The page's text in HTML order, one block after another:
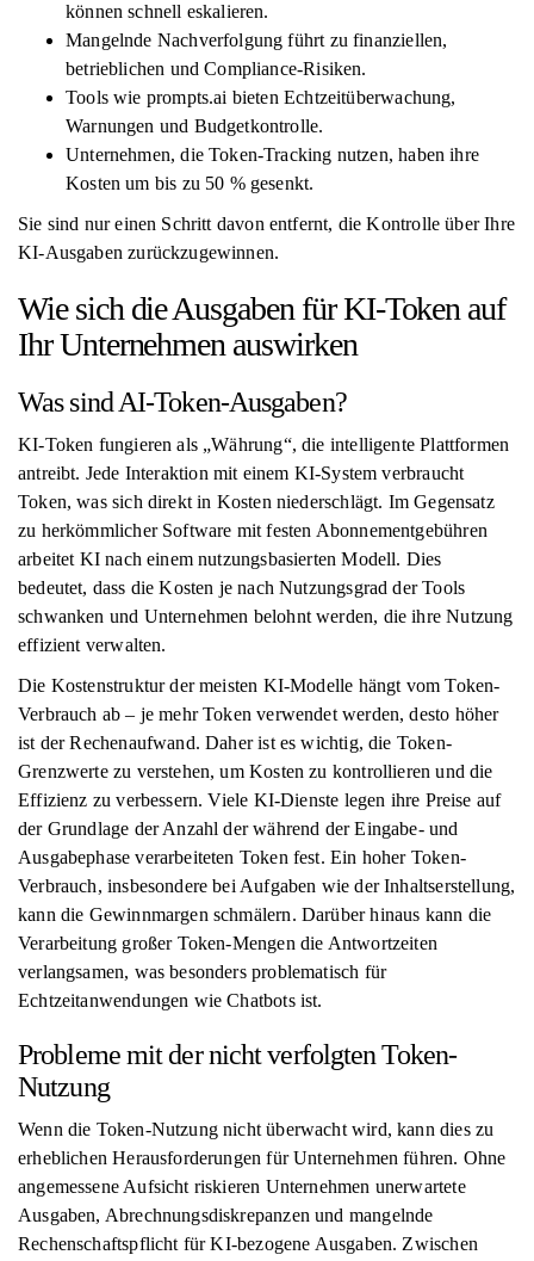
können schnell eskalieren.
Mangelnde Nachverfolgung führt zu finanziellen,
betrieblichen und Compliance-Risiken.
Tools wie prompts.ai bieten Echtzeitüberwachung,
Warnungen und Budgetkontrolle.
Unternehmen, die Token-Tracking nutzen, haben ihre
Kosten um bis zu 50 % gesenkt.
Sie sind nur einen Schritt davon entfernt, die Kontrolle über Ihre
KI-Ausgaben zurückzugewinnen.
Wie sich die Ausgaben für KI-Token auf
Ihr Unternehmen auswirken
Was sind AI-Token-Ausgaben?
KI-Token fungieren als „Währung“, die intelligente Plattformen
antreibt. Jede Interaktion mit einem KI-System verbraucht
Token, was sich direkt in Kosten niederschlägt. Im Gegensatz
zu herkömmlicher Software mit festen Abonnementgebühren
arbeitet KI nach einem nutzungsbasierten Modell. Dies
bedeutet, dass die Kosten je nach Nutzungsgrad der Tools
schwanken und Unternehmen belohnt werden, die ihre Nutzung
effizient verwalten.
Die Kostenstruktur der meisten KI-Modelle hängt vom Token-
Verbrauch ab – je mehr Token verwendet werden, desto höher
ist der Rechenaufwand. Daher ist es wichtig, die Token-
Grenzwerte zu verstehen, um Kosten zu kontrollieren und die
Effizienz zu verbessern. Viele KI-Dienste legen ihre Preise auf
der Grundlage der Anzahl der während der Eingabe- und
Ausgabephase verarbeiteten Token fest. Ein hoher Token-
Verbrauch, insbesondere bei Aufgaben wie der Inhaltserstellung,
kann die Gewinnmargen schmälern. Darüber hinaus kann die
Verarbeitung großer Token-Mengen die Antwortzeiten
verlangsamen, was besonders problematisch für
Echtzeitanwendungen wie Chatbots ist.
Probleme mit der nicht verfolgten Token-
Nutzung
Wenn die Token-Nutzung nicht überwacht wird, kann dies zu
erheblichen Herausforderungen für Unternehmen führen. Ohne
angemessene Aufsicht riskieren Unternehmen unerwartete
Ausgaben, Abrechnungsdiskrepanzen und mangelnde
Rechenschaftspflicht für KI-bezogene Ausgaben. Zwischen